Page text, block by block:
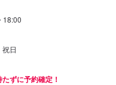
18:00
祝日
ずに予約確定！